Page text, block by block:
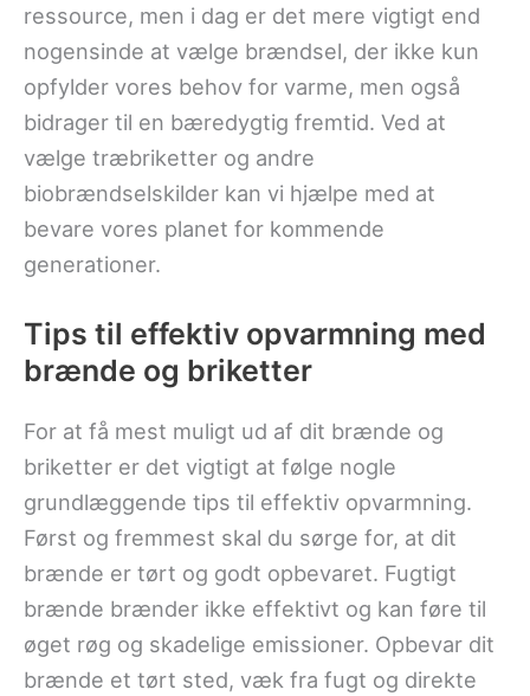
ressource, men i dag er det mere vigtigt end
nogensinde at vælge brændsel, der ikke kun
opfylder vores behov for varme, men også
bidrager til en bæredygtig fremtid. Ved at
vælge træbriketter og andre
biobrændselskilder kan vi hjælpe med at
bevare vores planet for kommende
generationer.
Tips til effektiv opvarmning med
brænde og briketter
For at få mest muligt ud af dit brænde og
briketter er det vigtigt at følge nogle
grundlæggende tips til effektiv opvarmning.
Først og fremmest skal du sørge for, at dit
brænde er tørt og godt opbevaret. Fugtigt
brænde brænder ikke effektivt og kan føre til
øget røg og skadelige emissioner. Opbevar dit
brænde et tørt sted, væk fra fugt og direkte